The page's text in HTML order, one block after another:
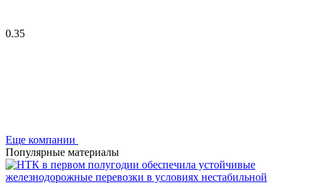
0.35
Еще компании
Популярные материалы